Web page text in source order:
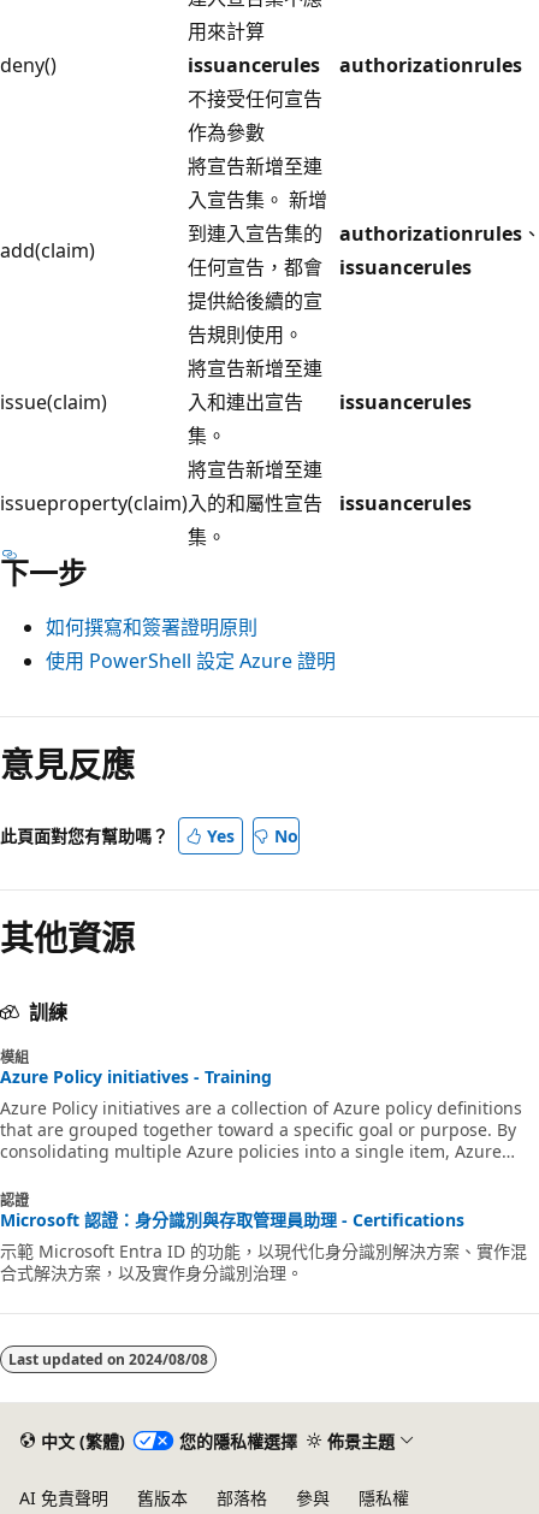
deny()
用來計算
issuancerules
不接受任何宣告
作為參數
authorizationrules
add(claim)
將宣告新增至連
入宣告集。 新增
到連入宣告集的
任何宣告，都會
提供給後續的宣
告規則使用。
authorizationrules
issuancerules
issue(claim)
將宣告新增至連
入和連出宣告
集。
issuancerules
issueproperty(claim)
將宣告新增至連
入的和屬性宣告
集。
issuancerules
下一步
如何撰寫和簽署證明原則
使用 PowerShell 設定 Azure 證明
意見反應
此頁面對您有幫助嗎？ Yes No
其他資源
訓練
模組
Azure Policy initiatives - Training
Azure Policy initiatives are a collection of Azure policy definitions
that are grouped together toward a specific goal or purpose. By
consolidating multiple Azure policies into a single item, Azure
configurations across Azure resources.
認證
Microsoft 認證：身分識別與存取管理員助理 - Certifications
示範 Microsoft Entra ID 的功能，以現代化身分識別解決方案、實作混
合式解決方案，以及實作身分識別治理。
Last updated on 2024/08/08
中文 (繁體) 您的隱私權選擇 佈景主題
AI 免責聲明 舊版本 部落格 參與 隱私權